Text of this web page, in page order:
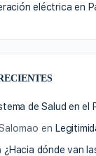
eléctrica en
de Salud en el
en
¿Hacia dónde van